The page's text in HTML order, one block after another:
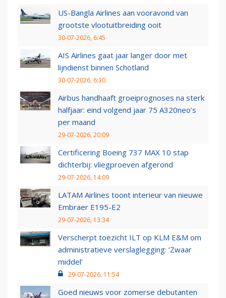
US-Bangla Airlines aan vooravond van
grootste vlootuitbreiding ooit
30-07-2026, 6:45
AIS Airlines gaat jaar langer door met
lijndienst binnen Schotland
30-07-2026, 6:30
Airbus handhaaft groeiprognoses na sterk
halfjaar: eind volgend jaar 75 A320neo’s
per maand
29-07-2026, 20:09
Certificering Boeing 737 MAX 10 stap
dichterbij: vliegproeven afgerond
29-07-2026, 14:09
LATAM Airlines toont interieur van nieuwe
Embraer E195-E2
29-07-2026, 13:34
Verscherpt toezicht ILT op KLM E&M om
administratieve verslaglegging: ‘Zwaar
middel’
29-07-2026, 11:54
Goed nieuws voor zomerse debutanten